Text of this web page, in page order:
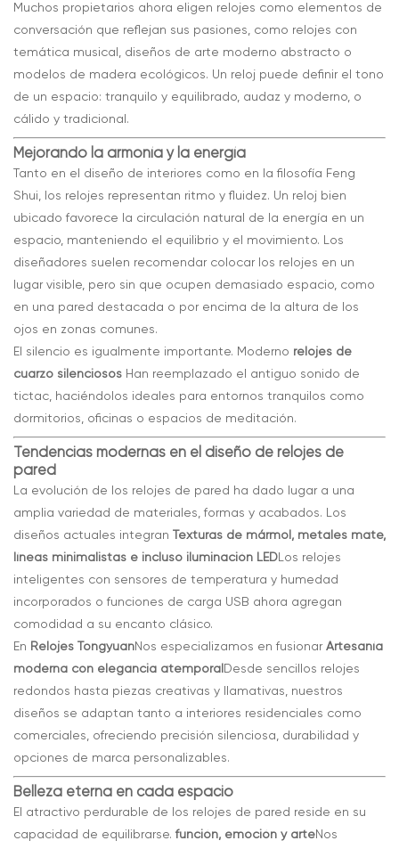
Muchos propietarios ahora eligen relojes como elementos de
conversación que reflejan sus pasiones, como relojes con
temática musical, diseños de arte moderno abstracto o
modelos de madera ecológicos. Un reloj puede definir el tono
de un espacio: tranquilo y equilibrado, audaz y moderno, o
cálido y tradicional.
Mejorando la armonía y la energía
Tanto en el diseño de interiores como en la filosofía Feng
Shui, los relojes representan ritmo y fluidez. Un reloj bien
ubicado favorece la circulación natural de la energía en un
espacio, manteniendo el equilibrio y el movimiento. Los
diseñadores suelen recomendar colocar los relojes en un
lugar visible, pero sin que ocupen demasiado espacio, como
en una pared destacada o por encima de la altura de los
ojos en zonas comunes.
El silencio es igualmente importante. Moderno relojes de
cuarzo silenciosos Han reemplazado el antiguo sonido de
tictac, haciéndolos ideales para entornos tranquilos como
dormitorios, oficinas o espacios de meditación.
Tendencias modernas en el diseño de relojes de
pared
La evolución de los relojes de pared ha dado lugar a una
amplia variedad de materiales, formas y acabados. Los
diseños actuales integran Texturas de mármol, metales mate,
líneas minimalistas e incluso iluminación LED Los relojes
inteligentes con sensores de temperatura y humedad
incorporados o funciones de carga USB ahora agregan
comodidad a su encanto clásico.
En Relojes TongyuanNos especializamos en fusionar Artesanía
moderna con elegancia atemporal Desde sencillos relojes
redondos hasta piezas creativas y llamativas, nuestros
diseños se adaptan tanto a interiores residenciales como
comerciales, ofreciendo precisión silenciosa, durabilidad y
opciones de marca personalizables.
Belleza eterna en cada espacio
El atractivo perdurable de los relojes de pared reside en su
capacidad de equilibrarse. función, emoción y arteNos